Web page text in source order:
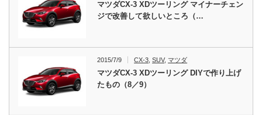
マツダCX-3 XDツーリング マイナーチェン
ジで改善して欲しいところ（…
2015/7/9 CX-3 ,SUV, マツダ
マツダCX-3 XDツーリング DIYで作り上げ
たもの（8／9）